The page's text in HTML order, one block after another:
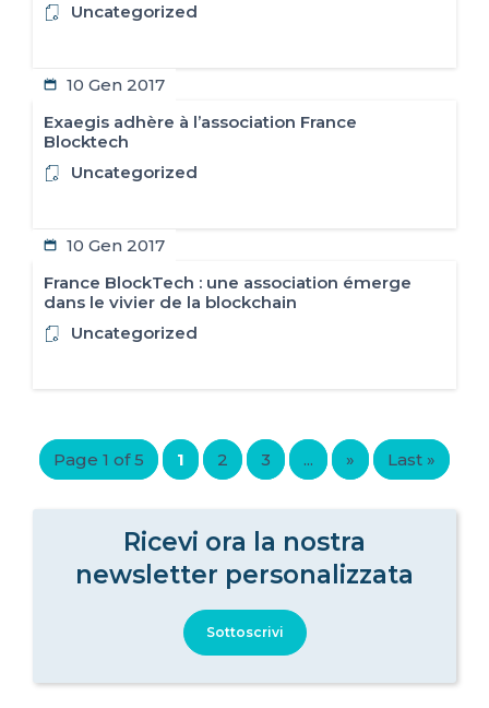
Uncategorized
10 Gen 2017
Exaegis adhère à l’association France
Blocktech
Uncategorized
10 Gen 2017
France BlockTech : une association émerge
dans le vivier de la blockchain
Uncategorized
Page 1 of 5 1 2 3 ... » Last »
Ricevi ora la nostra
newsletter personalizzata
Sottoscrivi